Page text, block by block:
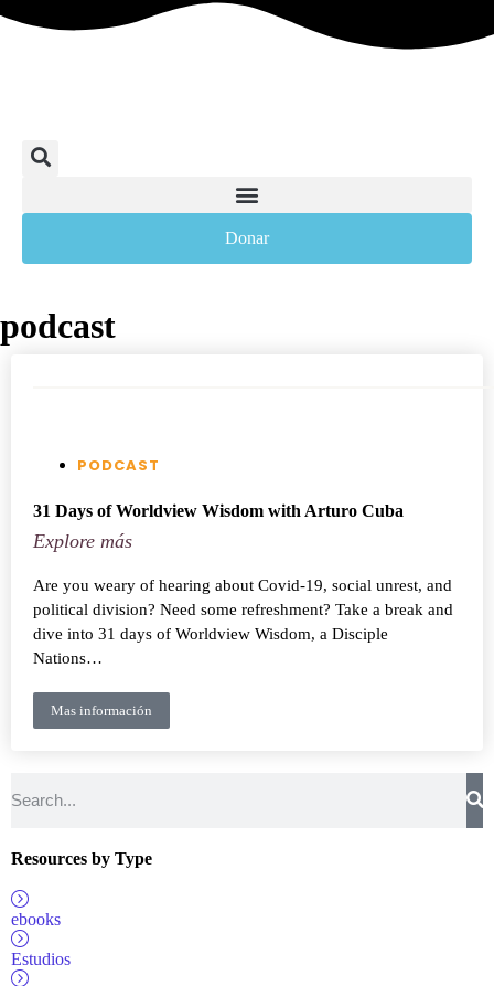
Donar
podcast
PODCAST
31 Days of Worldview Wisdom with Arturo Cuba
Explore más
Are you weary of hearing about Covid-19, social unrest, and
political division? Need some refreshment? Take a break and
dive into 31 days of Worldview Wisdom, a Disciple
Nations…
Mas información
Resources by Type
ebooks
Estudios